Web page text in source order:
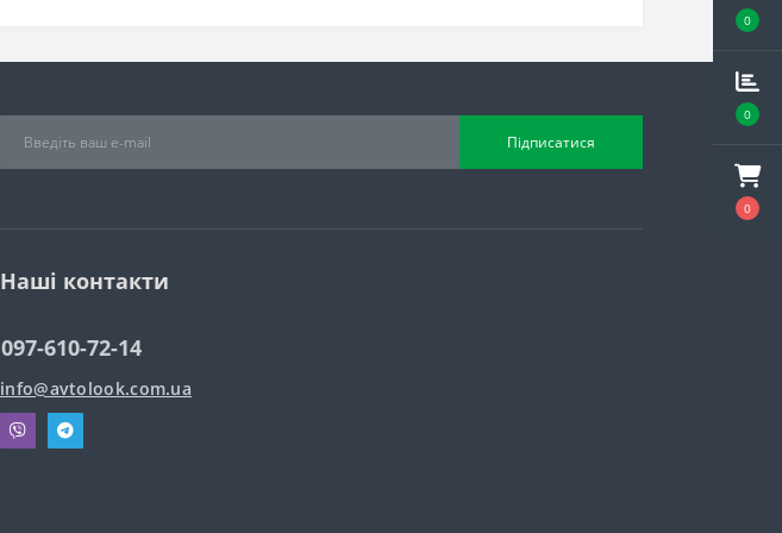
0
0
0
Підписатися
Наші контакти
097-610-72-14
info@avtolook.com.ua